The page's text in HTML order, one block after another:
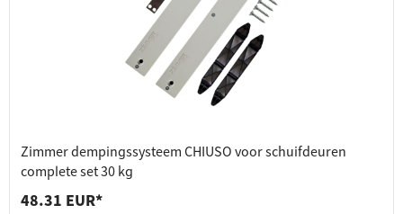
Zimmer dempingssysteem CHIUSO voor schuifdeuren
complete set 30 kg
48.31 EUR*